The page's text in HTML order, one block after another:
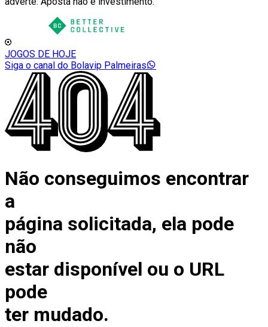
JOGOS DE HOJE
Siga o canal do Bolavip Palmeiras
Não conseguimos encontrar
a
página solicitada, ela pode
não
estar disponível ou o URL
pode
ter mudado.